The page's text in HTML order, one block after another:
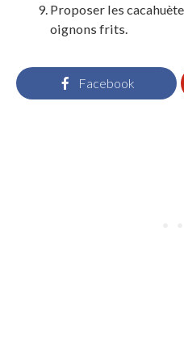
Proposer les
oignons frits.
Facebook